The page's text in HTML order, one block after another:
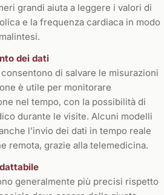
grandi aiuta a leggere i valori di
e la frequenza cardiaca in modo
dei dati
di salvare le misurazioni
è utile per monitorare
nel tempo, con la possibilità di
durante le visite. Alcuni modelli
l’invio dei dati in tempo reale
remota, grazie alla telemedicina.
generalmente più precisi rispetto